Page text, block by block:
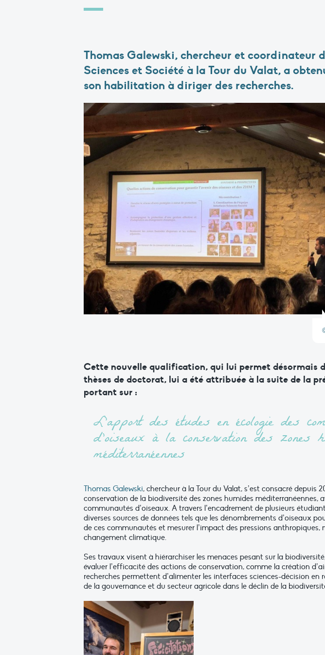
Thomas Galewski, chercheur et coordinateur
Sciences et Société à la Tour du Valat, a
son habilitation à diriger des recherches.
Cette nouvelle qualification, qui lui permet désormais
thèses de doctorat, lui a été attribuée à la suite de la
portant sur :
L’apport des études en écologie des
d’oiseaux à la conservation des zones
méditerranéennes
Thomas Galewski, chercheur à la Tour du Valat, s’est consacré depuis
conservation de la biodiversité des zones humides méditerranéennes,
communautés d’oiseaux. A travers l’encadrement de plusieurs
diverses sources de données tels que les dénombrements d’oiseaux
de ces communautés et mesurer l’impact des pressions
changement climatique.
Ses travaux visent à hiérarchiser les menaces pesant sur la
évaluer l’efficacité des actions de conservation, comme la création
recherches permettent d’alimenter les interfaces sciences-décision en
de la gouvernance et du secteur agricole dans le déclin de la